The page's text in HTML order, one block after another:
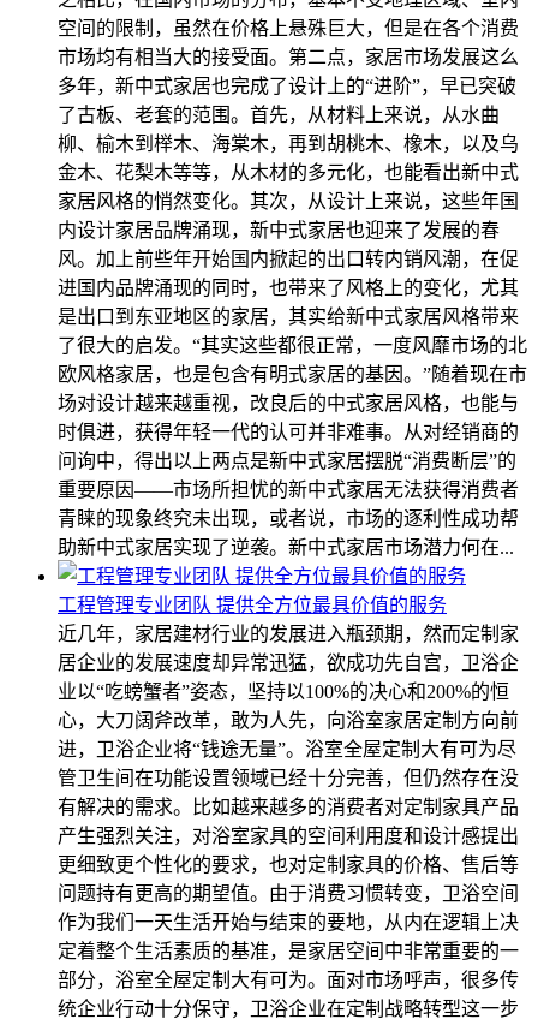
空间的限制，虽然在价格上悬殊巨大，但是在各个消费
市场均有相当大的接受面。第二点，家居市场发展这么
多年，新中式家居也完成了设计上的“进阶”，早已突破
了古板、老套的范围。首先，从材料上来说，从水曲
柳、榆木到榉木、海棠木，再到胡桃木、橡木，以及乌
金木、花梨木等等，从木材的多元化，也能看出新中式
家居风格的悄然变化。其次，从设计上来说，这些年国
内设计家居品牌涌现，新中式家居也迎来了发展的春
风。加上前些年开始国内掀起的出口转内销风潮，在促
进国内品牌涌现的同时，也带来了风格上的变化，尤其
是出口到东亚地区的家居，其实给新中式家居风格带来
了很大的启发。“其实这些都很正常，一度风靡市场的北
欧风格家居，也是包含有明式家居的基因。”随着现在市
场对设计越来越重视，改良后的中式家居风格，也能与
时俱进，获得年轻一代的认可并非难事。从对经销商的
问询中，得出以上两点是新中式家居摆脱“消费断层”的
重要原因——市场所担忧的新中式家居无法获得消费者
青睐的现象终究未出现，或者说，市场的逐利性成功帮
助新中式家居实现了逆袭。新中式家居市场潜力何在...
工程管理专业团队 提供全方位最具价值的服务
近几年，家居建材行业的发展进入瓶颈期，然而定制家
居企业的发展速度却异常迅猛，欲成功先自宫，卫浴企
业以“吃螃蟹者”姿态，坚持以100%的决心和200%的恒
心，大刀阔斧改革，敢为人先，向浴室家居定制方向前
进，卫浴企业将“钱途无量”。浴室全屋定制大有可为尽
管卫生间在功能设置领域已经十分完善，但仍然存在没
有解决的需求。比如越来越多的消费者对定制家具产品
产生强烈关注，对浴室家具的空间利用度和设计感提出
更细致更个性化的要求，也对定制家具的价格、售后等
问题持有更高的期望值。由于消费习惯转变，卫浴空间
作为我们一天生活开始与结束的要地，从内在逻辑上决
定着整个生活素质的基准，是家居空间中非常重要的一
部分，浴室全屋定制大有可为。面对市场呼声，很多传
统企业行动十分保守，卫浴企业在定制战略转型这一步